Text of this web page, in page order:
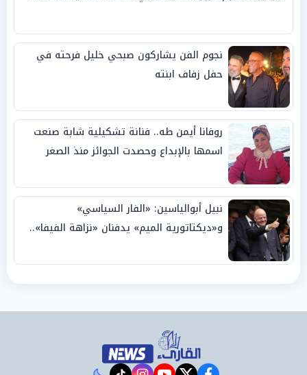
نجوم الفن يشاركون صبحي خليل فرحته في
حفل زفاف ابنته
روفانا أيمن طه.. فنانة تشكيلية شابة صنعت
اسمها بالإبداع وحصدت الجوائز منذ الصغر
نبيل أبوالياسين: «الفار السياسي»
و«ديكتاتورية الميم» يدفنان «نزاهة الفيفا»..